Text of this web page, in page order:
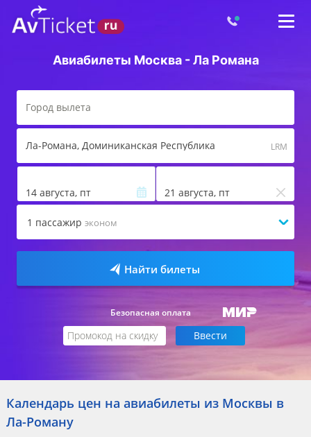
Авиабилеты Москва - Ла Романа
Ла-Романа, Доминиканская Республика LRM
14 августа, пт 21 августа, пт
1 пассажир эконом
Найти билеты
Безопасная оплата
Календарь цен на авиабилеты из Москвы в
Ла-Роману